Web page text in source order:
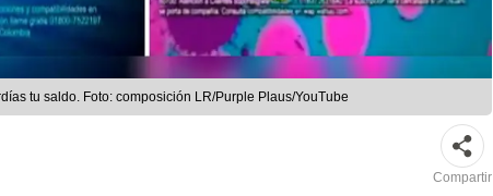
tu saldo. Foto: composición LR/Purple Plaus/YouTube
Compartir